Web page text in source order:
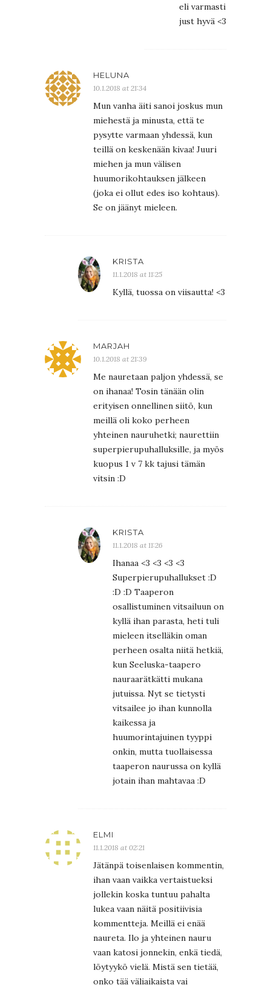
eli varmasti
just hyvä <3
HELUNA
10.1.2018 at 21:34
Mun vanha äiti sanoi joskus mun
miehestä ja minusta, että te
pysytte varmaan yhdessä, kun
teillä on keskenään kivaa! Juuri
miehen ja mun välisen
huumorikohtauksen jälkeen
(joka ei ollut edes iso kohtaus).
Se on jäänyt mieleen.
KRISTA
11.1.2018 at 11:25
Kyllä, tuossa on viisautta! <3
MARJAH
10.1.2018 at 21:39
Me nauretaan paljon yhdessä, se
on ihanaa! Tosin tänään olin
erityisen onnellinen siitö, kun
meillä oli koko perheen
yhteinen nauruhetki; naurettiin
superpierupuhalluksille, ja myös
kuopus 1 v 7 kk tajusi tämän
vitsin :D
KRISTA
11.1.2018 at 11:26
Ihanaa <3 <3 <3 <3
Superpierupuhallukset :D
:D :D Taaperon
osallistuminen vitsailuun on
kyllä ihan parasta, heti tuli
mieleen itselläkin oman
perheen osalta niitä hetkiä,
kun Seeluska-taapero
nauraarätkätti mukana
jutuissa. Nyt se tietysti
vitsailee jo ihan kunnolla
kaikessa ja
huumorintajuinen tyyppi
onkin, mutta tuollaisessa
taaperon naurussa on kyllä
jotain ihan mahtavaa :D
ELMI
11.1.2018 at 02:21
Jätänpä toisenlaisen kommentin,
ihan vaan vaikka vertaistueksi
jollekin koska tuntuu pahalta
lukea vaan näitä positiivisia
kommentteja. Meillä ei enää
naureta. Ilo ja yhteinen nauru
vaan katosi jonnekin, enkä tiedä,
löytyykö vielä. Mistä sen tietää,
onko tää väliaikaista vai